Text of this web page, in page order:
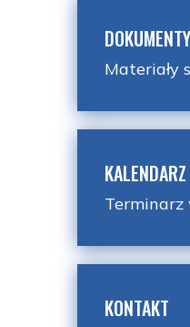
DOKUMENTY
Materiały
KALENDARZ
Terminarz
KONTAKT